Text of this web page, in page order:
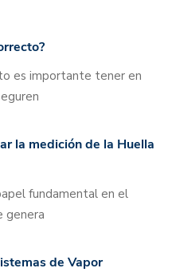
es importante tener en
la medición de la Huella
fundamental en el
genera
de Vapor